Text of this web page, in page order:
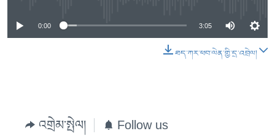
0:00 3:05
ཐད་ཀར་ཕབ་ལེན་གྱི་དྲ་འབྲེལ།
འགྲེམ་སྤེལ། Follow us